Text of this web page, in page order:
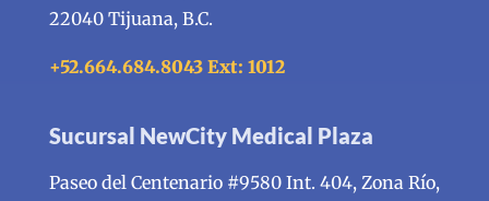
22040 Tijuana, B.C.
+52.664.684.8043 Ext: 1012
Sucursal NewCity Medical Plaza
Paseo del Centenario #9580 Int. 404, Zona Río,